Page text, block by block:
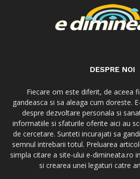
DESPRE NOI
Fiecare om este diferit, de aceea
gandeasca si sa aleaga cum doreste.
despre dezvoltare personala si
informatiile si sfaturile oferite aici au
de cercetare. Sunteti incurajati sa
semnul intrebarii totul. Preluarea
simpla citare a site-ului e-dimineata.ro
si crearea unei legaturi catre